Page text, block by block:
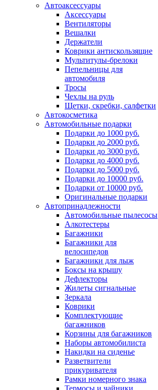
Автоаксессуары
Аксессуары
Вентиляторы
Вешалки
Держатели
Коврики антискользящие
Мультитулы-брелоки
Пепельницы для
автомобиля
Тросы
Чехлы на руль
Щетки, скребки, салфетки
Автокосметика
Автомобильные подарки
Подарки до 1000 руб.
Подарки до 2000 руб.
Подарки до 3000 руб.
Подарки до 4000 руб.
Подарки до 5000 руб.
Подарки до 10000 руб.
Подарки от 10000 руб.
Оригинальные подарки
Автопринадлежности
Автомобильные пылесосы
Алкотестеры
Багажники
Багажники для
велосипедов
Багажники для лыж
Боксы на крышу
Дефлекторы
Жилеты сигнальные
Зеркала
Коврики
Комплектующие
багажников
Корзины для багажников
Наборы автомобилиста
Накидки на сиденье
Разветвители
прикуривателя
Рамки номерного знака
Термосы и чайники